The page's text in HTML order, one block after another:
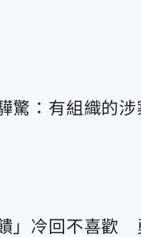
驚：有組織的涉
」冷回不喜歡